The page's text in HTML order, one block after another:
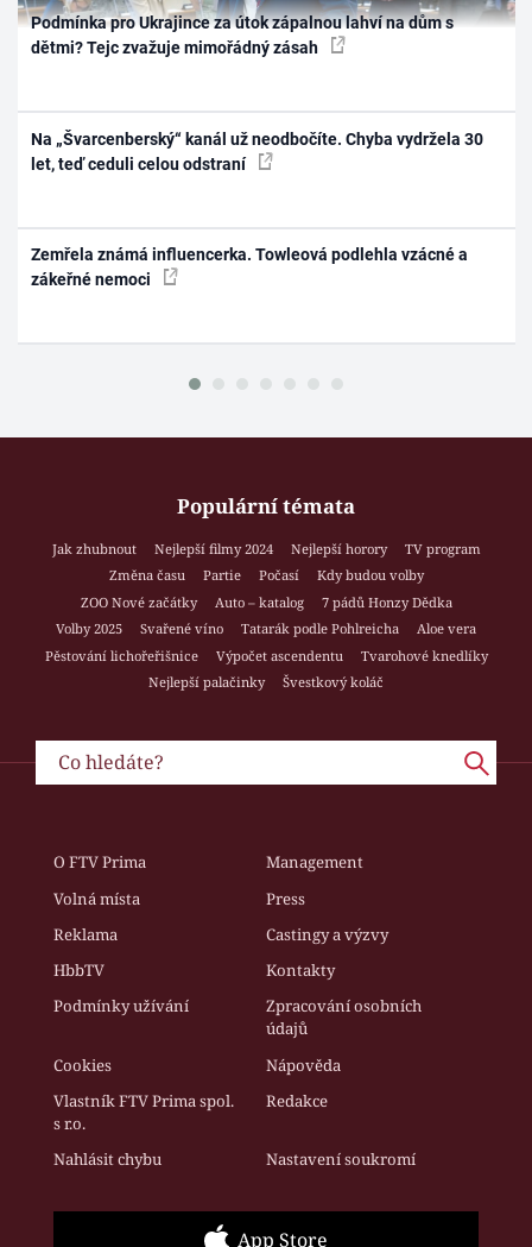
Podmínka pro Ukrajince za útok zápalnou lahví na dům s
dětmi? Tejc zvažuje mimořádný zásah
Na „Švarcenberský“ kanál už neodbočíte. Chyba vydržela 30
let, teď ceduli celou odstraní
Zemřela známá influencerka. Towleová podlehla vzácné a
zákeřné nemoci
Populární témata
Jak zhubnout Nejlepší filmy 2024 Nejlepší horory
TV program
Změna času
Partie Počasí
Kdy budou volby
ZOO Nové začátky
Auto – katalog
7 pádů Honzy Dědka
Volby 2025
Svařené víno Tatarák podle Pohlreicha
Aloe vera
Pěstování lichořeřišnice
Výpočet ascendentu
Tvarohové knedlíky
Nejlepší palačinky
Švestkový koláč
O FTV Prima
Management
Volná místa
Press
Reklama
Castingy a výzvy
HbbTV
Kontakty
Podmínky užívání
Zpracování osobních
údajů
Cookies
Nápověda
Vlastník FTV Prima spol.
s r.o.
Redakce
Nahlásit chybu Nastavení soukromí
App Store